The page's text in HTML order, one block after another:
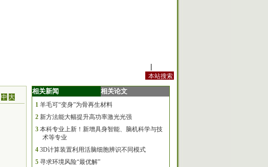
中 大
相关新闻 相关论文
1 羊毛可“变身”为骨再生材料
2 新方法能大幅提升高功率激光光强
3 本科专业上新！新增具身智能、脑机科学与技
术等专业
4 3D计算装置利用活脑细胞辨识不同模式
5 寻求环境风险“最优解”